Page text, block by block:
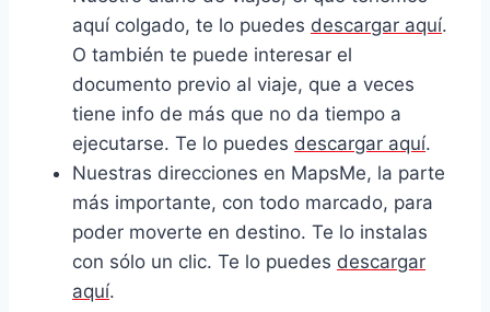
aquí colgado, te lo puedes descargar aquí.
O también te puede interesar el
documento previo al viaje, que a veces
tiene info de más que no da tiempo a
ejecutarse. Te lo puedes descargar aquí.
Nuestras direcciones en MapsMe, la parte
más importante, con todo marcado, para
poder moverte en destino. Te lo instalas
con sólo un clic. Te lo puedes descargar
aquí.